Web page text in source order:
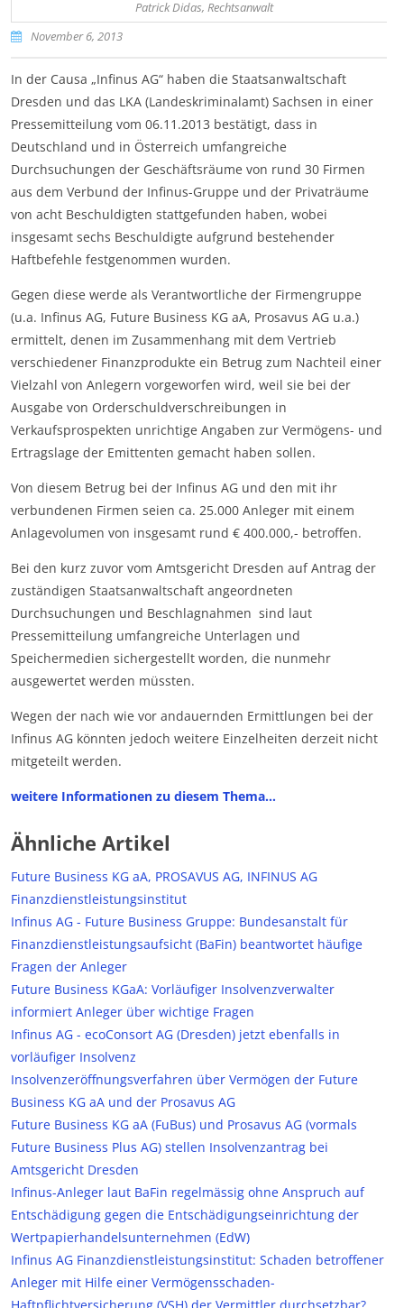
Patrick Didas, Rechtsanwalt
November 6, 2013
In der Causa „Infinus AG“ haben die Staatsanwaltschaft
Dresden und das LKA (Landeskriminalamt) Sachsen in einer
Pressemitteilung vom 06.11.2013 bestätigt, dass in
Deutschland und in Österreich umfangreiche
Durchsuchungen der Geschäftsräume von rund 30 Firmen
aus dem Verbund der Infinus-Gruppe und der Privaträume
von acht Beschuldigten stattgefunden haben, wobei
insgesamt sechs Beschuldigte aufgrund bestehender
Haftbefehle festgenommen wurden.
Gegen diese werde als Verantwortliche der Firmengruppe
(u.a. Infinus AG, Future Business KG aA, Prosavus AG u.a.)
ermittelt, denen im Zusammenhang mit dem Vertrieb
verschiedener Finanzprodukte ein Betrug zum Nachteil einer
Vielzahl von Anlegern vorgeworfen wird, weil sie bei der
Ausgabe von Orderschuldverschreibungen in
Verkaufsprospekten unrichtige Angaben zur Vermögens- und
Ertragslage der Emittenten gemacht haben sollen.
Von diesem Betrug bei der Infinus AG und den mit ihr
verbundenen Firmen seien ca. 25.000 Anleger mit einem
Anlagevolumen von insgesamt rund € 400.000,- betroffen.
Bei den kurz zuvor vom Amtsgericht Dresden auf Antrag der
zuständigen Staatsanwaltschaft angeordneten
Durchsuchungen und Beschlagnahmen sind laut
Pressemitteilung umfangreiche Unterlagen und
Speichermedien sichergestellt worden, die nunmehr
ausgewertet werden müssten.
Wegen der nach wie vor andauernden Ermittlungen bei der
Infinus AG könnten jedoch weitere Einzelheiten derzeit nicht
mitgeteilt werden.
weitere Informationen zu diesem Thema…
Ähnliche Artikel
Future Business KG aA, PROSAVUS AG, INFINUS AG
Finanzdienstleistungsinstitut
Infinus AG - Future Business Gruppe: Bundesanstalt für
Finanzdienstleistungsaufsicht (BaFin) beantwortet häufige
Fragen der Anleger
Future Business KGaA: Vorläufiger Insolvenzverwalter
informiert Anleger über wichtige Fragen
Infinus AG - ecoConsort AG (Dresden) jetzt ebenfalls in
vorläufiger Insolvenz
Insolvenzeröffnungsverfahren über Vermögen der Future
Business KG aA und der Prosavus AG
Future Business KG aA (FuBus) und Prosavus AG (vormals
Future Business Plus AG) stellen Insolvenzantrag bei
Amtsgericht Dresden
Infinus-Anleger laut BaFin regelmässig ohne Anspruch auf
Entschädigung gegen die Entschädigungseinrichtung der
Wertpapierhandelsunternehmen (EdW)
Infinus AG Finanzdienstleistungsinstitut: Schaden betroffener
Anleger mit Hilfe einer Vermögensschaden-